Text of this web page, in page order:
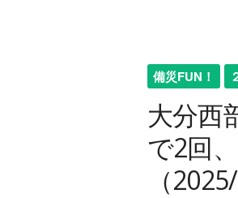
備災FUN！
大分西
で2回
（